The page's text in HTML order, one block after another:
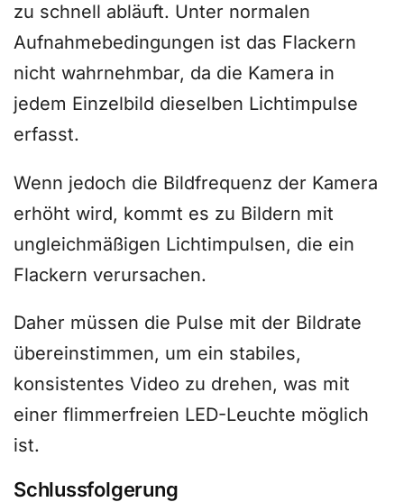
zu schnell abläuft. Unter normalen
Aufnahmebedingungen ist das Flackern
nicht wahrnehmbar, da die Kamera in
jedem Einzelbild dieselben Lichtimpulse
erfasst.
Wenn jedoch die Bildfrequenz der Kamera
erhöht wird, kommt es zu Bildern mit
ungleichmäßigen Lichtimpulsen, die ein
Flackern verursachen.
Daher müssen die Pulse mit der Bildrate
übereinstimmen, um ein stabiles,
konsistentes Video zu drehen, was mit
einer flimmerfreien LED-Leuchte möglich
ist.
Schlussfolgerung